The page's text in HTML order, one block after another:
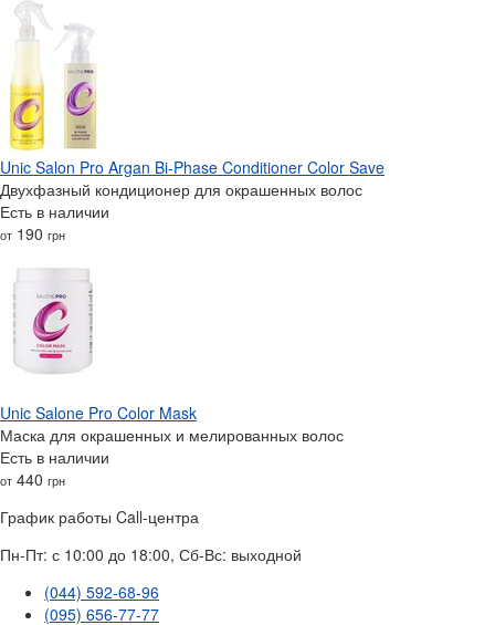
Unic Salon Pro Argan Bi-Phase Conditioner Color Save
Двухфазный кондиционер для окрашенных волос
Есть в наличии
от 190 грн
Unic Salone Pro Color Mask
Маска для окрашенных и мелированных волос
Есть в наличии
от 440 грн
График работы Call-центра
Пн-Пт: с 10:00 до 18:00, Сб-Вс: выходной
(044) 592-68-96
(095) 656-77-77